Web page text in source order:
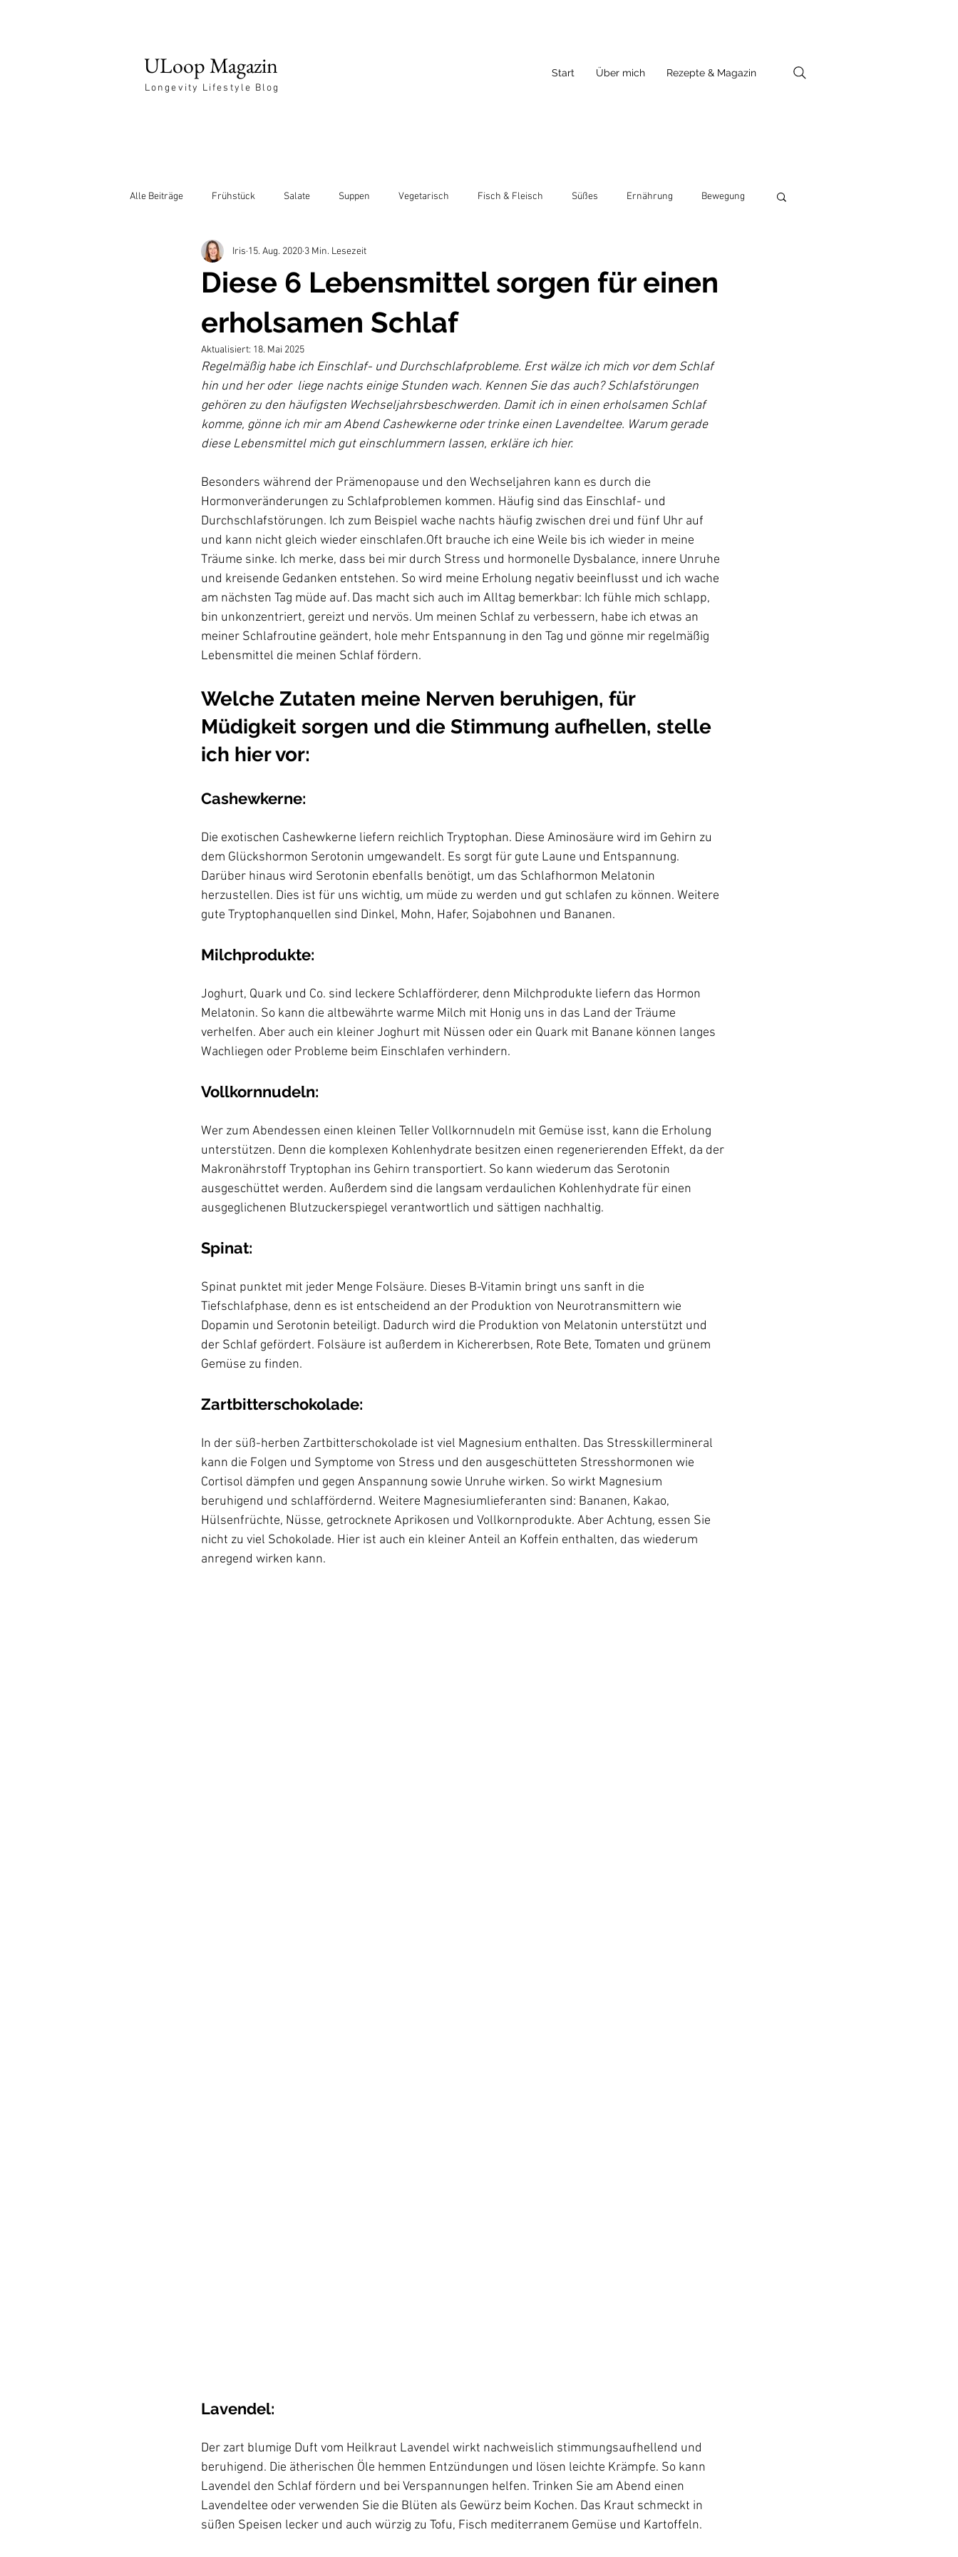
ULoop Magazin
Longevity Lifestyle Blog
Start Über mich Rezepte & Magazin
Alle Beiträge Frühstück Salate Suppen Vegetarisch Fisch & Fleisch Süßes Ernährung Bewegung
Entspannung
Diese 6 Lebensmittel sorgen für einen
erholsamen Schlaf
Iris 15. Aug. 2020 3 Min. Lesezeit
Aktualisiert: 18. Mai 2025
Regelmäßig habe ich Einschlaf- und Durchschlafprobleme. Erst wälze ich mich vor dem Schlaf
hin und her oder  liege nachts einige Stunden wach. Kennen Sie das auch? Schlafstörungen
gehören zu den häufigsten Wechseljahrsbeschwerden. Damit ich in einen erholsamen Schlaf
komme, gönne ich mir am Abend Cashewkerne oder trinke einen Lavendeltee. Warum gerade
diese Lebensmittel mich gut einschlummern lassen, erkläre ich hier.
Besonders während der Prämenopause und den Wechseljahren kann es durch die
Hormonveränderungen zu Schlafproblemen kommen. Häufig sind das Einschlaf- und
Durchschlafstörungen. Ich zum Beispiel wache nachts häufig zwischen drei und fünf Uhr auf
und kann nicht gleich wieder einschlafen.Oft brauche ich eine Weile bis ich wieder in meine
Träume sinke. Ich merke, dass bei mir durch Stress und hormonelle Dysbalance, innere Unruhe
und kreisende Gedanken entstehen. So wird meine Erholung negativ beeinflusst und ich wache
am nächsten Tag müde auf. Das macht sich auch im Alltag bemerkbar: Ich fühle mich schlapp,
bin unkonzentriert, gereizt und nervös. Um meinen Schlaf zu verbessern, habe ich etwas an
meiner Schlafroutine geändert, hole mehr Entspannung in den Tag und gönne mir regelmäßig
Welche Zutaten meine Nerven beruhigen, für
Müdigkeit sorgen und die Stimmung aufhellen, stelle
ich hier vor:
Cashewkerne:
Die exotischen Cashewkerne liefern reichlich Tryptophan. Diese Aminosäure wird im Gehirn zu
dem Glückshormon Serotonin umgewandelt. Es sorgt für gute Laune und Entspannung.
Darüber hinaus wird Serotonin ebenfalls benötigt, um das Schlafhormon Melatonin
herzustellen. Dies ist für uns wichtig, um müde zu werden und gut schlafen zu können. Weitere
Milchprodukte:
Joghurt, Quark und Co. sind leckere Schlafförderer, denn Milchprodukte liefern das Hormon
Melatonin. So kann die altbewährte warme Milch mit Honig uns in das Land der Träume
verhelfen. Aber auch ein kleiner Joghurt mit Nüssen oder ein Quark mit Banane können langes
Vollkornnudeln:
Wer zum Abendessen einen kleinen Teller Vollkornnudeln mit Gemüse isst, kann die Erholung
unterstützen. Denn die komplexen Kohlenhydrate besitzen einen regenerierenden Effekt, da der
Makronährstoff Tryptophan ins Gehirn transportiert. So kann wiederum das Serotonin
ausgeschüttet werden. Außerdem sind die langsam verdaulichen Kohlenhydrate für einen
ausgeglichenen Blutzuckerspiegel verantwortlich und sättigen nachhaltig.
Spinat:
Spinat punktet mit jeder Menge Folsäure. Dieses B-Vitamin bringt uns sanft in die
Tiefschlafphase, denn es ist entscheidend an der Produktion von Neurotransmittern wie
Dopamin und Serotonin beteiligt. Dadurch wird die Produktion von Melatonin unterstützt und
der Schlaf gefördert. Folsäure ist außerdem in Kichererbsen, Rote Bete, Tomaten und grünem
Zartbitterschokolade:
In der süß-herben Zartbitterschokolade ist viel Magnesium enthalten. Das Stresskillermineral
kann die Folgen und Symptome von Stress und den ausgeschütteten Stresshormonen wie
Cortisol dämpfen und gegen Anspannung sowie Unruhe wirken. So wirkt Magnesium
beruhigend und schlaffördernd. Weitere Magnesiumlieferanten sind: Bananen, Kakao,
Hülsenfrüchte, Nüsse, getrocknete Aprikosen und Vollkornprodukte. Aber Achtung, essen Sie
nicht zu viel Schokolade. Hier ist auch ein kleiner Anteil an Koffein enthalten, das wiederum
anregend wirken kann.
Lavendel:
Der zart blumige Duft vom Heilkraut Lavendel wirkt nachweislich stimmungsaufhellend und
beruhigend. Die ätherischen Öle hemmen Entzündungen und lösen leichte Krämpfe. So kann
Lavendel den Schlaf fördern und bei Verspannungen helfen. Trinken Sie am Abend einen
Lavendeltee oder verwenden Sie die Blüten als Gewürz beim Kochen. Das Kraut schmeckt in